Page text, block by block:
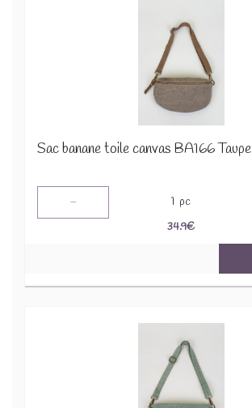
Sac banane toile canvas BA166 Taupe
- 1 pc
34.9€